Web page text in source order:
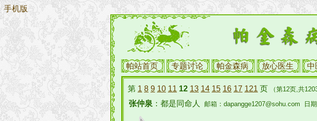
手机版
帕站首页 专题讨论 帕金森病 放心医生 中
第 1 8 9 10 11 12 13 14 15 16 17 121 页 （第12页,共
张仲泉 ：都是同命人 邮箱：dapangge1207@sohu.com 日